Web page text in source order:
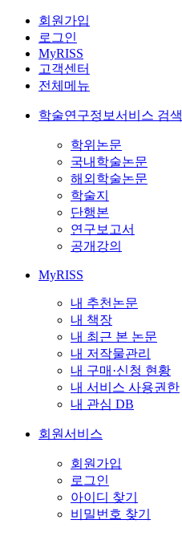
회원가입
로그인
MyRISS
고객센터
전체메뉴
학술연구정보서비스 검색
학위논문
국내학술논문
해외학술논문
학술지
단행본
연구보고서
공개강의
MyRISS
내 추천논문
내 책장
내 최근 본 논문
내 저작물관리
내 구매·신청 현황
내 서비스 사용권한
내 관심 DB
회원서비스
회원가입
로그인
아이디 찾기
비밀번호 찾기